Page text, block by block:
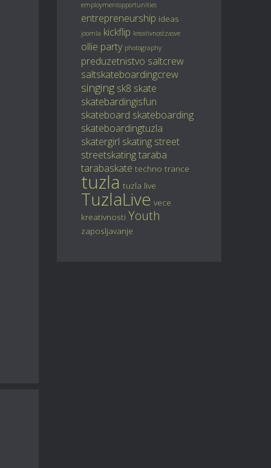
employmentopportunities
entrepreneurship ideas
joomla kickflip kreativnostzasve
ollie party photography
preduzetnistvo saltcrew
saltskateboardingcrew
singing sk8 skate
skatebardingisfun
skateboard skateboarding
skateboardingtuzla
skatergirl skating street
streetskating taraba
tarabaskate techno trance
tuzla tuzla live
TuzlaLive vece
kreativnosti Youth
zaposljavanje